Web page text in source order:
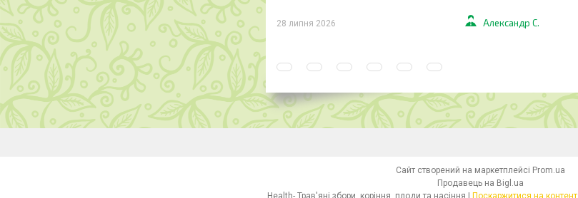
28 липня 2026 Александр С.
Сайт створений на маркетплейсі Prom.ua
Продавець на Bigl.ua
Поскаржитися на контент